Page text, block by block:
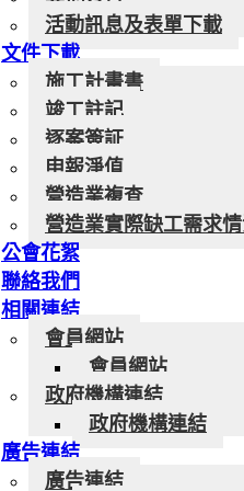
活動訊息及表單下載
文件下載
施工計畫書
竣工註記
逐案簽証
申報淨值
營造業複查
營造業實際缺工需求
公會花絮
聯絡我們
相關連結
會員網站
會員網站
政府機構連結
政府機構連結
廣告連結
廣告連結